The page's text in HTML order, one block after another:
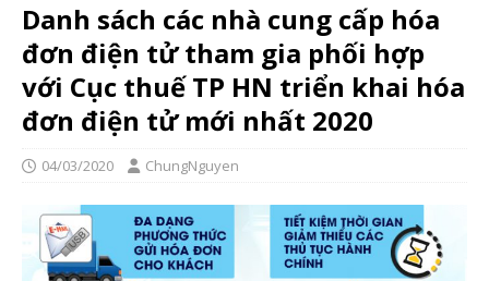
Danh sách các nhà cung cấp hóa
đơn điện tử tham gia phối hợp
với Cục thuế TP HN triển khai hóa
đơn điện tử mới nhất 2020
04/03/2020 ChungNguyen